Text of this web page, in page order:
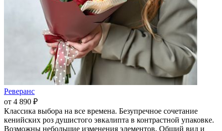
Реверанс
от 4 890 ₽
Классика выбора на все времена. Безупречное сочетание
кенийских роз душистого эвкалипта в контрастной упаковке.
Возможны небольшие изменения элементов. Общий вид и